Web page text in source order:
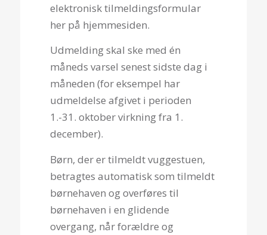
elektronisk tilmeldingsformular
her på hjemmesiden.
Udmelding skal ske med én
måneds varsel senest sidste dag i
måneden (for eksempel har
udmeldelse afgivet i perioden
1.-31. oktober virkning fra 1.
december).
Børn, der er tilmeldt vuggestuen,
betragtes automatisk som tilmeldt
børnehaven og overføres til
børnehaven i en glidende
overgang, når forældre og